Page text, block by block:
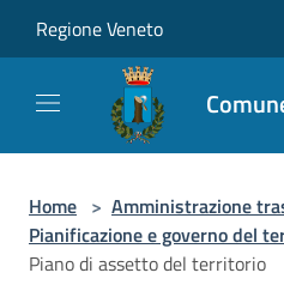
Regione Veneto
Home > Amministrazione
Pianificazione e governo del
Piano di assetto del territorio